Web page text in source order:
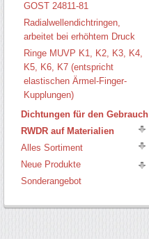
GOST 24811-81
Radialwellendichtringen,
arbeitet bei erhöhtem Druck
Ringe MUVP K1, K2, K3, K4,
K5, K6, K7 (entspricht
elastischen Ärmel-Finger-
Kupplungen)
Dichtungen für den Gebrauch
RWDR auf Materialien
Alles Sortiment
Neue Produkte
Sonderangebot